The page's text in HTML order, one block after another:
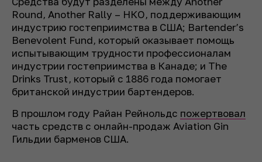
Round, Another Rally – НКО, поддерживающим
индустрию гостеприимства в США; Bartender’s
Benevolent Fund, который оказывает помощь
испытывающим трудности профессионалам
индустрии гостеприимства в Канаде; и The
Drinks Trust, который с 1886 года помогает
британской индустрии бартендеров.
В прошлом году Райан Рейнольдс пожертвовал
часть средств с онлайн-продаж Aviation Gin
Гильдии барменов США.